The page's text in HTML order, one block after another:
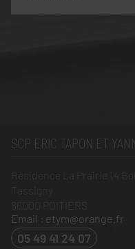
SCP ERIC TAPON ET
Résidence La Prairie 14
Tassigny
POITIERS
Email : etym@orange.fr
05 49 41 24 07